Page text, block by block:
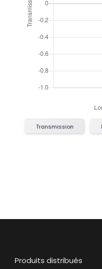
Transmission
Produits distribués